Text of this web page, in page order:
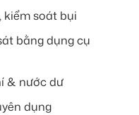
kiểm soát bụi
bằng dụng cụ
& nước dư
dụng